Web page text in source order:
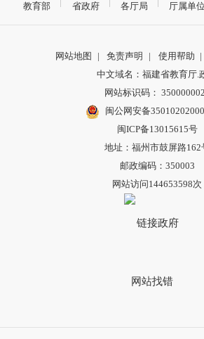
教育部 省政府 各厅局 厅属单
网站地图 | 免责声明 | 使用帮助 |
中文域名：福建省教育厅.
网站标识码：
闽公网安备
闽ICP备13015615号
地址：福州市鼓屏路162
邮政编码：350003
网站访问144653598次